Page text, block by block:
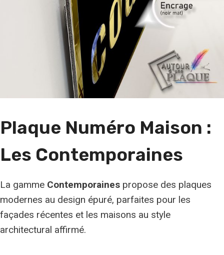
Plaque Numéro Maison :
Les Contemporaines
La gamme Contemporaines propose des plaques
modernes au design épuré, parfaites pour les
façades récentes et les maisons au style
architectural affirmé.